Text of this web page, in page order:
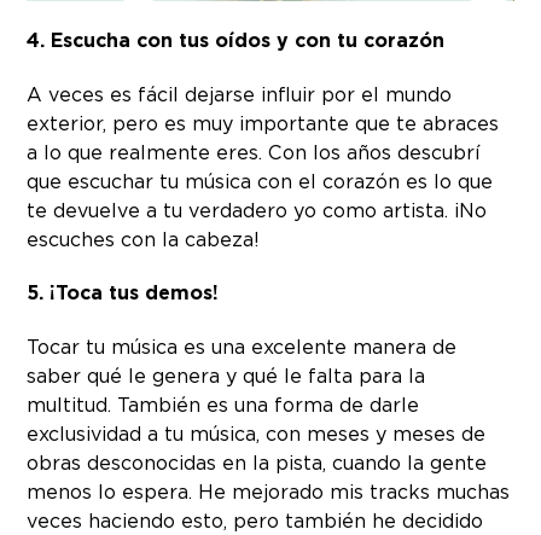
4. Escucha con tus oídos y con tu corazón
A veces es fácil dejarse influir por el mundo
exterior, pero es muy importante que te abraces
a lo que realmente eres. Con los años descubrí
que escuchar tu música con el corazón es lo que
te devuelve a tu verdadero yo como artista. ¡No
escuches con la cabeza!
5. ¡Toca tus demos!
Tocar tu música es una excelente manera de
saber qué le genera y qué le falta para la
multitud. También es una forma de darle
exclusividad a tu música, con meses y meses de
obras desconocidas en la pista, cuando la gente
menos lo espera. He mejorado mis tracks muchas
veces haciendo esto, pero también he decidido